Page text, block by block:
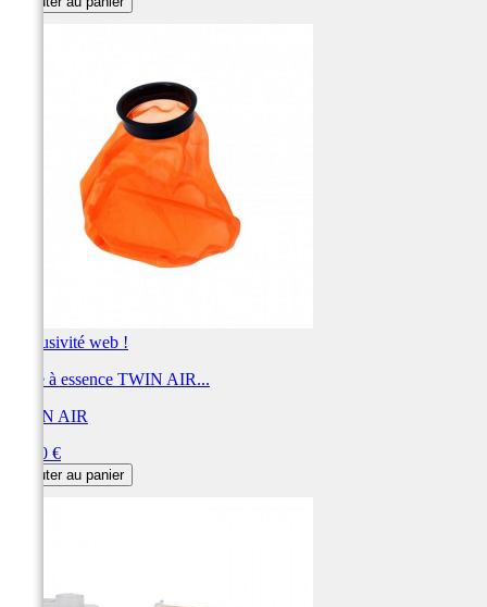
Exclusivité web !
Filtre à essence TWIN AIR...
TWIN AIR
34,90 €
Ajouter au panier